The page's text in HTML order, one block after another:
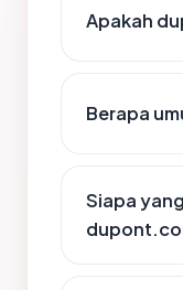
Apakah
Berapa
Siapa